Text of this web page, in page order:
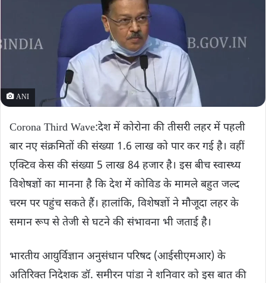
ANI
Corona Third Wave:देश में कोरोना की तीसरी लहर में पहली
बार नए संक्रमितों की संख्या 1.6 लाख को पार कर गई है। वहीं
एक्टिव केस की संख्या 5 लाख 84 हजार है। इस बीच स्वास्थ्य
विशेषज्ञों का मानना ​​है कि देश में कोविड के मामले बहुत जल्द
चरम पर पहुंच सकते हैं। हालांकि, विशेषज्ञों ने मौजूदा लहर के
समान रूप से तेजी से घटने की संभावना भी जताई है।
भारतीय आयुर्विज्ञान अनुसंधान परिषद (आईसीएमआर) के
अतिरिक्त निदेशक डॉ. समीरन पांडा ने शनिवार को इस बात की